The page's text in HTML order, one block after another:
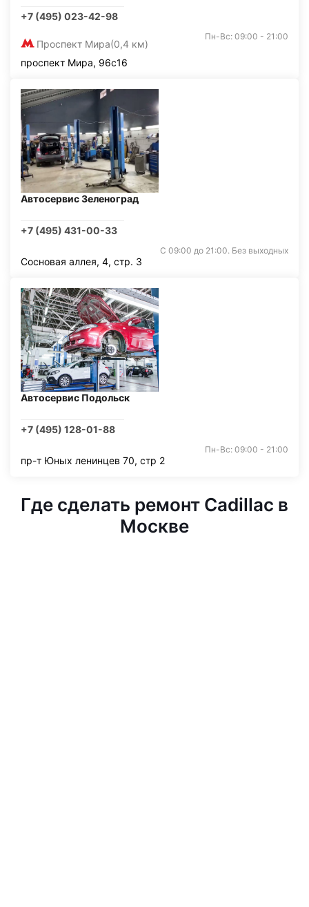
+7 (495) 023-42-98
Проспект Мира(0,4 км)
Пн-Вс: 09:00 - 21:00
проспект Мира, 96с16
Автосервис Зеленоград
+7 (495) 431-00-33
С 09:00 до 21:00. Без выходных
Сосновая аллея, 4, стр. 3
Автосервис Подольск
+7 (495) 128-01-88
Пн-Вс: 09:00 - 21:00
пр-т Юных ленинцев 70, стр 2
Где сделать ремонт Cadillac в
Москве